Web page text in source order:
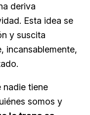
deriva
Esta idea se
y suscita
incansablemente,
nadie tiene
somos y